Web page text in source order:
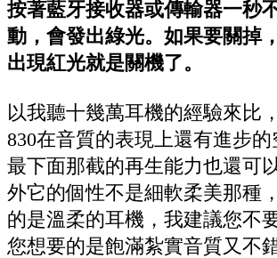
按著藍牙接收器或傳輸器一秒
動，會發出綠光。如果要關掉
出現紅光就是關機了。
以我聽十幾萬耳機的經驗來比
830在音質的表現上還有進步
最下面那截的再生能力也還可
外它的個性不是細軟柔美那種
的是溫柔的耳機，我建議您不
您想要的是飽滿紮實音質又不